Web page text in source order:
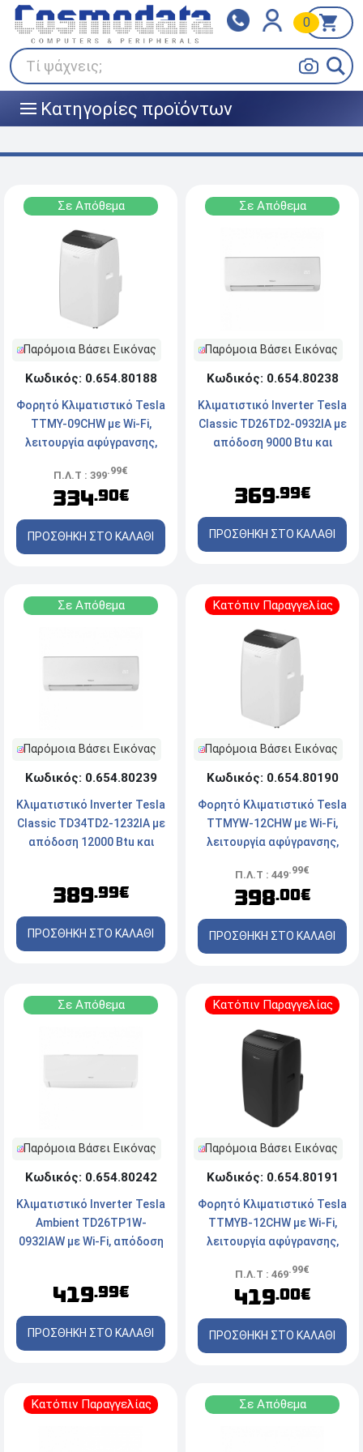
Τί ψάχνεις;
0
||| Κατηγορίες προϊόντων
Klarna
Πληρώστε σε 3
άτοκες δόσεις
BOX NOW
Σε Απόθεμα
Παρόμοια Βάσει Εικόνας
Κωδικός: 0.654.80188
Φορητό Κλιματιστικό Tesla
TTMY-09CHW με Wi-Fi,
λειτουργία αφύγρανσης,
ενεργειακή κλάση A/A++
Π.Λ.Τ : 399.99€
334.90€
ΠΡΟΣΘΗΚΗ ΣΤΟ ΚΑΛΑΘΙ
Σε Απόθεμα
Παρόμοια Βάσει Εικόνας
Κωδικός: 0.654.80238
Κλιματιστικό Inverter Tesla
Classic TD26TD2-0932IA με
απόδοση 9000 Btu και
369.99€
ΠΡΟΣΘΗΚΗ ΣΤΟ ΚΑΛΑΘΙ
Σε Απόθεμα
Παρόμοια Βάσει Εικόνας
Κωδικός: 0.654.80239
Κλιματιστικό Inverter Tesla
Classic TD34TD2-1232IA με
απόδοση 12000 Btu και
389.99€
ΠΡΟΣΘΗΚΗ ΣΤΟ ΚΑΛΑΘΙ
Κατόπιν Παραγγελίας
Παρόμοια Βάσει Εικόνας
Κωδικός: 0.654.80190
Φορητό Κλιματιστικό Tesla
TTMYW-12CHW με Wi-Fi,
λειτουργία αφύγρανσης,
ενεργειακή κλάση A/A+
Π.Λ.Τ : 449.99€
398.00€
ΠΡΟΣΘΗΚΗ ΣΤΟ ΚΑΛΑΘΙ
Σε Απόθεμα
Παρόμοια Βάσει Εικόνας
Κωδικός: 0.654.80242
Κλιματιστικό Inverter Tesla
Ambient TD26TP1W-
0932IAW με Wi-Fi, απόδοση
419.99€
ΠΡΟΣΘΗΚΗ ΣΤΟ ΚΑΛΑΘΙ
Κατόπιν Παραγγελίας
Παρόμοια Βάσει Εικόνας
Κωδικός: 0.654.80191
Φορητό Κλιματιστικό Tesla
TTMYB-12CHW με Wi-Fi,
λειτουργία αφύγρανσης,
ενεργειακή κλάση A/A+
Π.Λ.Τ : 469.99€
419.00€
ΠΡΟΣΘΗΚΗ ΣΤΟ ΚΑΛΑΘΙ
Κατόπιν Παραγγελίας Σε Απόθεμα